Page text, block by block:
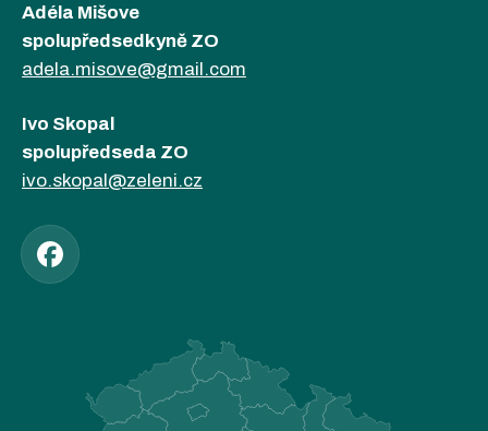
Adéla Mišove
spolupředsedkyně ZO
adela.misove@gmail.com
Ivo Skopal
spolupředseda ZO
ivo.skopal@zeleni.cz